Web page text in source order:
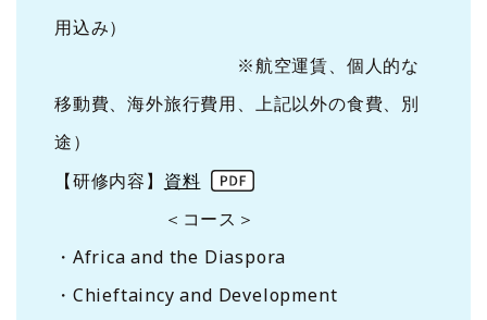
用込み）
※航空運賃、個人的な
移動費、海外旅行費用、上記以外の食費、別
途）
【研修内容】 資料
＜コース＞
・Africa and the Diaspora
・Chieftaincy and Development